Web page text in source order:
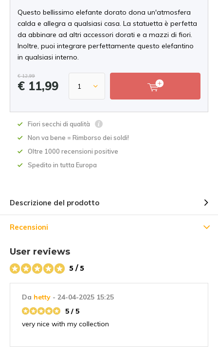
Questo bellissimo elefante dorato dona un'atmosfera
calda e allegra a qualsiasi casa. La statuetta è perfetta
da abbinare ad altri accessori dorati e a mazzi di fiori.
Inoltre, puoi integrare perfettamente questo elefantino
in qualsiasi interno.
€ 12,99
€ 11,99
Fiori secchi di qualità
Non va bene = Rimborso dei soldi!
Oltre 1000 recensioni positive
Spedito in tutta Europa
Descrizione del prodotto
Recensioni
User reviews
5 / 5
Da hetty - 24-04-2025 15:25
5 / 5
very nice with my collection
5%sul vostro primo acquisto! 😀